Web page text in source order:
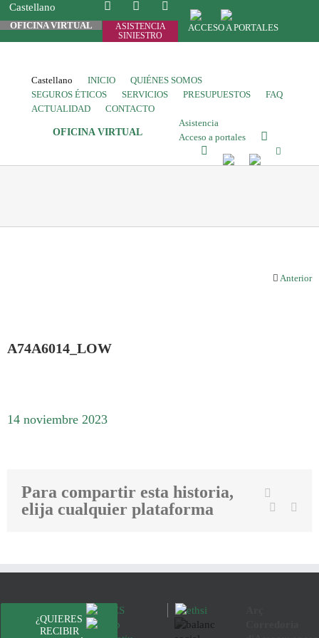
Castellano
OFICINA VIRTUAL
ASISTENCIA
SINIESTRO
ACCESO A PORTALES
Castellano INICIO
QUIÉNES SOMOS
SEGUROS ÉTICOS
SERVICIOS PRESUPUESTOS
FAQ
ACTUALIDAD
CONTACTO
OFICINA VIRTUAL
Asistencia
Acceso a portales
Anterior
A74A6014_LOW
14 noviembre 2023
Para compartir esta historia,
elija cualquier plataforma
Linkedin
¿QUIERES
RECIBIR